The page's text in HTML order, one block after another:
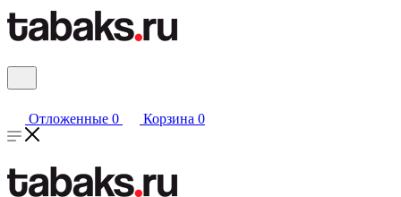
Отложенные 0 Корзина 0